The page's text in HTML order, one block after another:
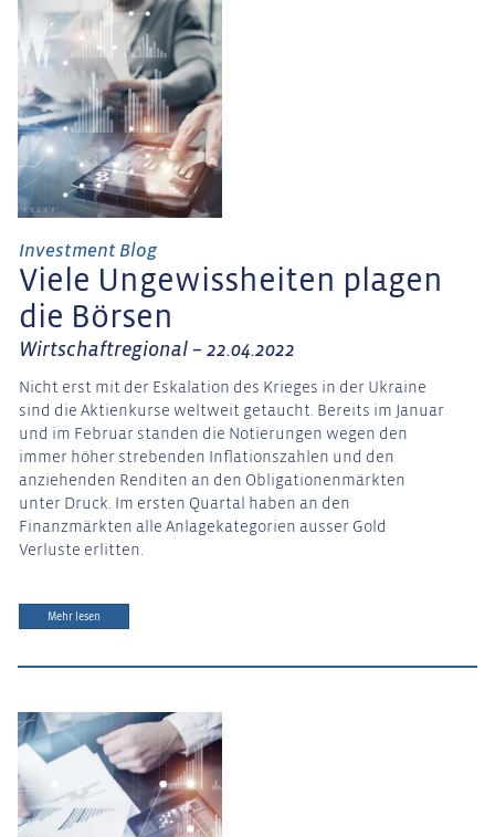
Investment Blog
Viele Ungewissheiten plagen
die Börsen
Wirtschaftregional – 22.04.2022
Nicht erst mit der Eskalation des Krieges in der Ukraine
sind die Aktienkurse weltweit getaucht. Bereits im Januar
und im Februar standen die Notierungen wegen den
immer höher strebenden Inflationszahlen und den
anziehenden Renditen an den Obligationenmärkten
unter Druck. Im ersten Quartal haben an den
Finanzmärkten alle Anlagekategorien ausser Gold
Verluste erlitten.
Mehr lesen